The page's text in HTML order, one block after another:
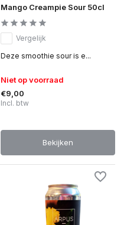
Mango Creampie Sour 50cl
Vergelijk
Deze smoothie sour is e...
Niet op voorraad
€9,00
Incl. btw
Bekijken